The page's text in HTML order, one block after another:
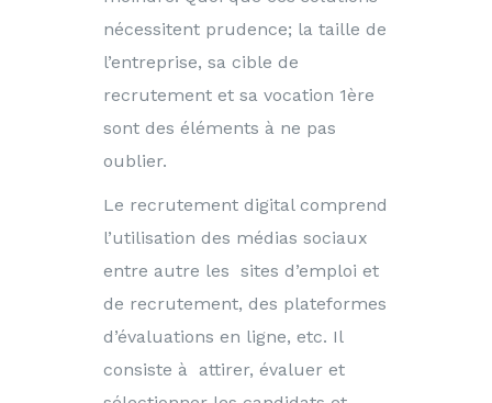
nécessitent prudence; la taille de
l’entreprise, sa cible de
recrutement et sa vocation 1ère
sont des éléments à ne pas
oublier.
Le recrutement digital comprend
l’utilisation des médias sociaux
entre autre les sites d’emploi et
de recrutement, des plateformes
d’évaluations en ligne, etc. Il
consiste à attirer, évaluer et